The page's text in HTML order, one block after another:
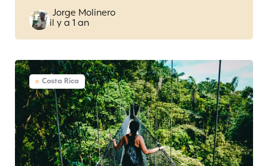
Posted
by
Jorge Molinero
il y a 1 an
Costa Rica